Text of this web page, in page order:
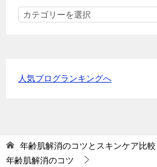
カ
ー
人気ブログランキングへ
年齢肌解消のコツとスキンケア比較
年齢肌解消のコツ